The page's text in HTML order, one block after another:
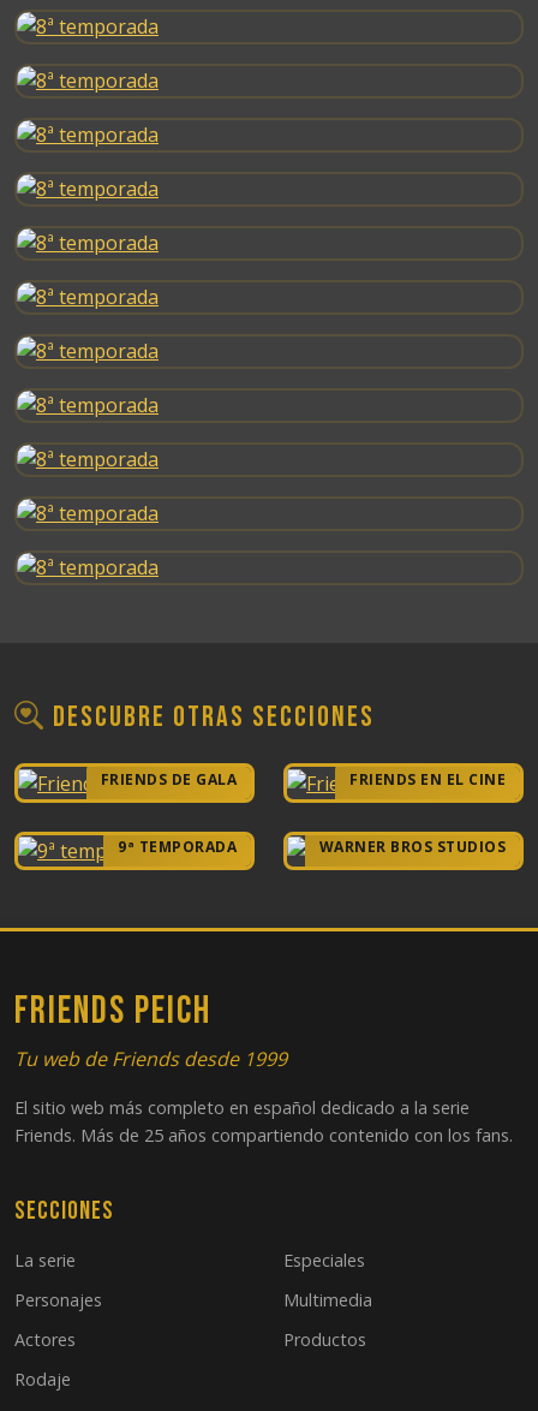
Descubre otras secciones
FRIENDS DE GALA FRIENDS EN EL CINE
9ª TEMPORADA WARNER BROS STUDIOS
FRIENDS PEICH
Tu web de Friends desde 1999
El sitio web más completo en español dedicado a la serie
Friends. Más de 25 años compartiendo contenido con los fans.
Secciones
La serie
Personajes
Actores
Rodaje
Especiales
Multimedia
Productos